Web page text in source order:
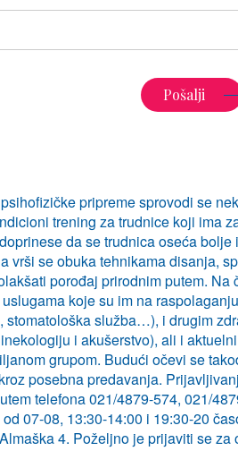
pripreme sprovodi se
trening za trudnice koji ima
da se trudnica oseća bolje
vrši se obuka tehnikama disanja,
porođaj prirodnim putem. Na
koje su im na
stomatološka služba…), i drugim
i akušerstvo), ali i
grupom. Budući očevi se
posebna predavanja.
telefona 021/4879-574, 021/
07-08, 13:30-14:00 i 19:30-20
4. Poželjno je prijaviti se za